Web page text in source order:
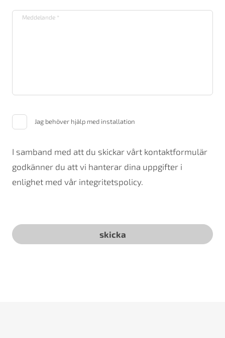
Jag behöver hjälp med installation
I samband med att du skickar vårt kontaktformulär
godkänner du att vi hanterar dina uppgifter i
enlighet med vår integritetspolicy.